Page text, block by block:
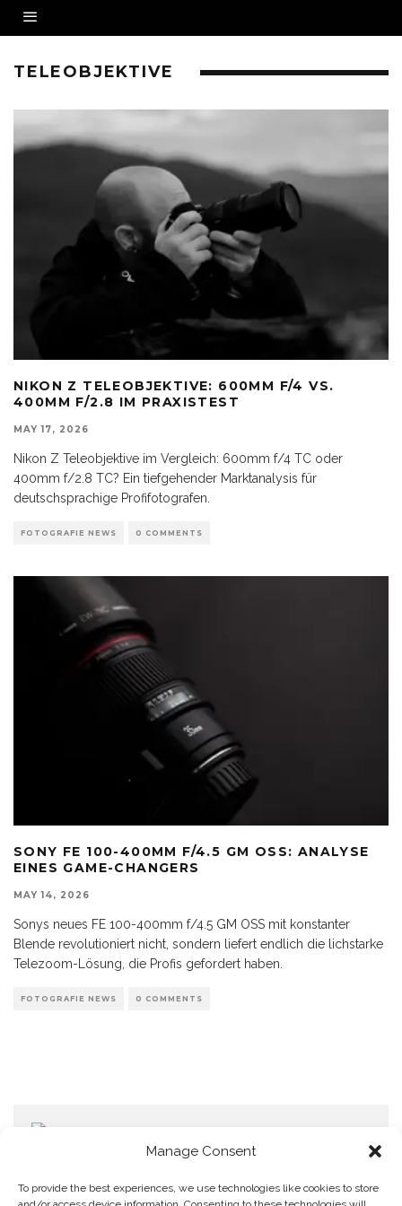
Manage Consent
To provide the best experiences, we use technologies like cookies to store
TELEOBJEKTIVE
NIKON Z TELEOBJEKTIVE: 600MM F/4 VS.
400MM F/2.8 IM PRAXISTEST
MAY 17, 2026
Nikon Z Teleobjektive im Vergleich: 600mm f/4 TC oder
400mm f/2.8 TC? Ein tiefgehender Marktanalysis für
deutschsprachige Profifotografen.
FOTOGRAFIE NEWS 0 COMMENTS
SONY FE 100-400MM F/4.5 GM OSS: ANALYSE
EINES GAME-CHANGERS
MAY 14, 2026
Sonys neues FE 100-400mm f/4.5 GM OSS mit konstanter
Blende revolutioniert nicht, sondern liefert endlich die lichstarke
Telezoom-Lösung, die Profis gefordert haben.
FOTOGRAFIE NEWS 0 COMMENTS